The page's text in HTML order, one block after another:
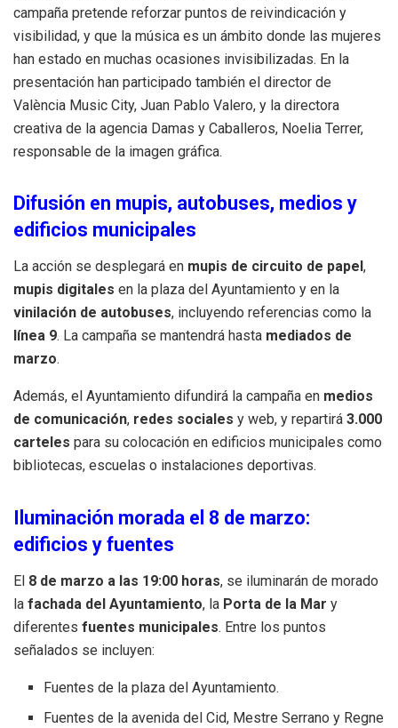
campaña pretende reforzar puntos de reivindicación y
visibilidad, y que la música es un ámbito donde las mujeres
han estado en muchas ocasiones invisibilizadas. En la
presentación han participado también el director de
València Music City, Juan Pablo Valero, y la directora
creativa de la agencia Damas y Caballeros, Noelia Terrer,
responsable de la imagen gráfica.
Difusión en mupis, autobuses, medios y
edificios municipales
La acción se desplegará en mupis de circuito de papel ,
mupis digitales en la plaza del Ayuntamiento y en la
vinilación de autobuses, incluyendo referencias como la
línea 9. La campaña se mantendrá hasta mediados de
marzo.
Además, el Ayuntamiento difundirá la campaña en medios
de comunicación, redes sociales y web, y repartirá 3.000
carteles para su colocación en edificios municipales como
bibliotecas, escuelas o instalaciones deportivas.
Iluminación morada el 8 de marzo:
edificios y fuentes
El 8 de marzo a las 19:00 horas, se iluminarán de morado
la fachada del Ayuntamiento, la Porta de la Mar y
diferentes fuentes municipales. Entre los puntos
señalados se incluyen:
Fuentes de la plaza del Ayuntamiento.
Fuentes de la avenida del Cid, Mestre Serrano y Regne